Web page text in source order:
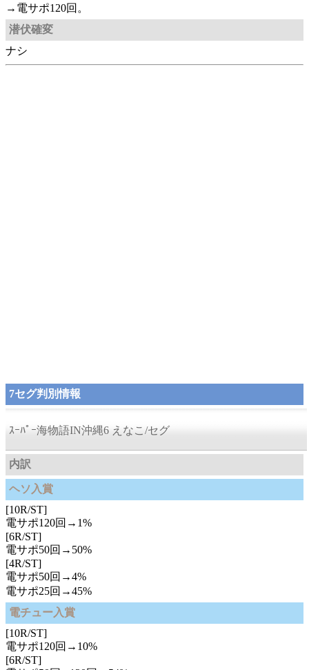
→電サポ120回。
潜伏確変
ナシ
7セグ判別情報
ｽｰﾊﾟｰ海物語IN沖縄6 えなこ/セグ
内訳
ヘソ入賞
[10R/ST]
電サポ120回→1%
[6R/ST]
電サポ50回→50%
[4R/ST]
電サポ50回→4%
電サポ25回→45%
電チュー入賞
[10R/ST]
電サポ120回→10%
[6R/ST]